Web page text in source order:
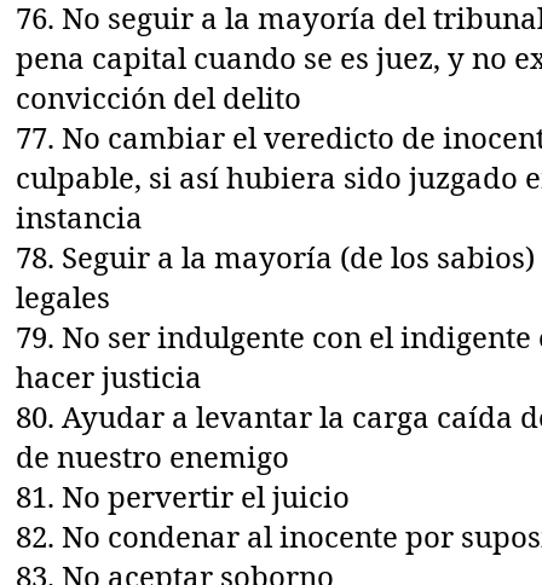
76. No seguir a la mayoría del
pena capital cuando se es juez, y no
convicción del delito
77. No cambiar el veredicto de
culpable, si así hubiera sido juzgado
instancia
78. Seguir a la mayoría (de los
legales
79. No ser indulgente con el
hacer justicia
80. Ayudar a levantar la carga caída
de nuestro enemigo
81. No pervertir el juicio
82. No condenar al inocente por
83. No aceptar soborno